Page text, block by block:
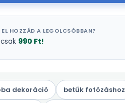
HOZZÁD A LEGOLCSÓBBAN?
990 Ft!
dekoráció betűk fotózáshoz